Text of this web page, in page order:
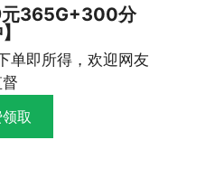
元365G+300分
单即所得，欢迎网友
督
取